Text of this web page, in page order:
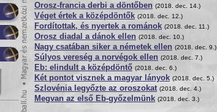
Orosz-francia derbi a döntőben (2018. dec. 14.)
Véget értek a középdöntők (2018. dec. 12.)
Fordítottak, és nyertek a románok (2018. dec. 11.)
Orosz diadal a dánok ellen (2018. dec. 10.)
Nagy csatában siker a németek ellen (2018. dec. 9.)
Súlyos vereség a norvégok ellen (2018. dec. 7.)
Eb: elindult a középdöntő (2018. dec. 6.)
Két pontot visznek a magyar lányok (2018. dec. 5.)
Szlovénia legyőzte az oroszokat (2018. dec. 4.)
Megvan az első Eb-győzelmünk (2018. dec. 3.)